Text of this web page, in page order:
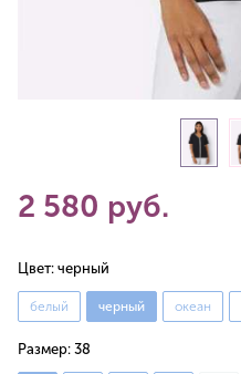
2 580 руб.
Цвет: черный
белый черный океан
Размер: 38